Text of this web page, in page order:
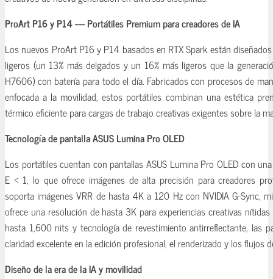
ProArt P16 y P14 — Portátiles Premium para creadores de IA
Los nuevos ProArt P16 y P14 basados en RTX Spark están
ligeros (un 13% más delgados y un 16% más ligeros que la
H7606) con batería para todo el día. Fabricados con procesos de
enfocada a la movilidad, estos portátiles combinan una estética
térmico eficiente para cargas de trabajo creativas exigentes sobre la
Tecnología de pantalla ASUS Lumina Pro OLED
Los portátiles cuentan con pantallas ASUS Lumina Pro OLED con
E < 1, lo que ofrece imágenes de alta precisión para creadores
soporta imágenes VRR de hasta 4K a 120 Hz con NVIDIA G-Sync,
ofrece una resolución de hasta 3K para experiencias creativas
hasta 1,600 nits y tecnología de revestimiento antirreflectante, las
claridad excelente en la edición profesional, el renderizado y los flujos
Diseño de la era de la IA y movilidad